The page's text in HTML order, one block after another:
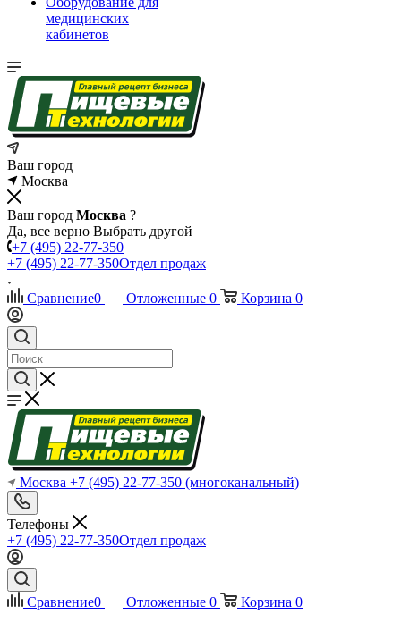
медицинских
кабинетов
Ваш город
Москва
Ваш город Москва ?
Да, все верно Выбрать другой
+7 (495) 22-77-350
+7 (495) 22-77-350Отдел продаж
Сравнение0 Отложенные 0 Корзина 0
Москва +7 (495) 22-77-350 (многоканальный)
Телефоны
+7 (495) 22-77-350Отдел продаж
Сравнение0 Отложенные 0 Корзина 0